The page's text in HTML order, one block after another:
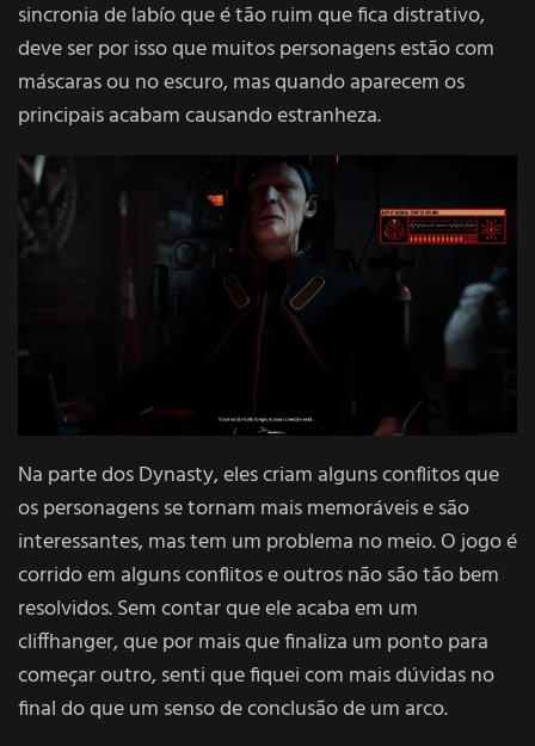
sincronia de labío que é tão ruim que fica distrativo,
deve ser por isso que muitos personagens estão com
máscaras ou no escuro, mas quando aparecem os
principais acabam causando estranheza.
Na parte dos Dynasty, eles criam alguns conflitos que
os personagens se tornam mais memoráveis e são
interessantes, mas tem um problema no meio. O jogo é
corrido em alguns conflitos e outros não são tão bem
resolvidos. Sem contar que ele acaba em um
cliffhanger, que por mais que finaliza um ponto para
começar outro, senti que fiquei com mais dúvidas no
final do que um senso de conclusão de um arco.